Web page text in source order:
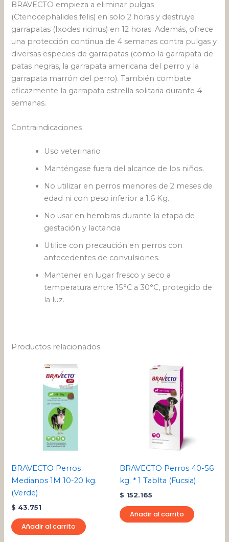
BRAVECTO empieza a eliminar pulgas
(Ctenocephalides felis) en solo 2 horas y destruye
garrapatas (Ixodes ricinus) en 12 horas. Además, ofrece
una protección continua de 4 semanas contra pulgas y
diversas especies de garrapatas (como la garrapata de
patas negras, la garrapata americana del perro y la
garrapata marrón del perro). También combate
eficazmente la garrapata estrella solitaria durante 4
semanas.
Contraindicaciones
Uso veterinario
Manténgase fuera del alcance de los niños.
No utilizar en perros menores de 2 meses de
edad ni con peso inferior a 1.6 Kg.
No usar en hembras durante la etapa de
gestación y lactancia
Utilice con precaución en perros con
antecedentes de convulsiones.
Mantener en lugar fresco y seco a
temperatura entre 15°C a 30°C, protegido de
la luz.
Productos relacionados
BRAVECTO Perros
Medianos 1M 10-20 kg.
(Verde)
$ 43.751
Añadir al carrito
BRAVECTO Perros 40-56
kg. * 1 Tablta (Fucsia)
$ 152.165
Añadir al carrito